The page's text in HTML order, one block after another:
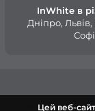
InWhite в
Дніпро,
Цей веб-